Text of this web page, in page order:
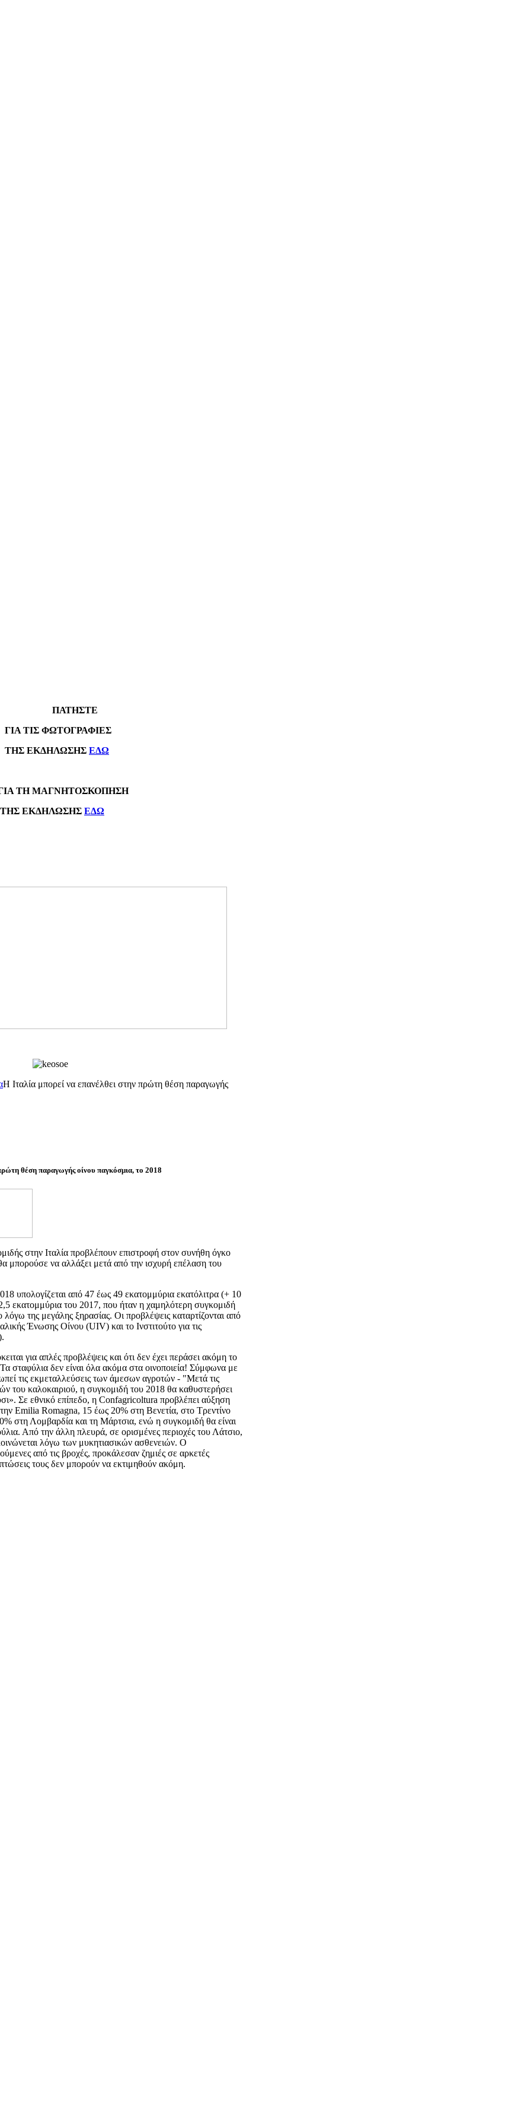
ΠΑΤΗΣΤΕ
ΤΙΣ ΦΩΤΟΓΡΑΦΙΕΣ
ΕΚΔΗΛΩΣΗΣ ΕΔΩ
ΤΗ ΜΑΓΝΗΤΟΣΚΟΠΗΣΗ
ΕΚΔΗΛΩΣΗΣ ΕΔΩ
Η Ιταλία μπορεί να επανέλθει στην πρώτη θέση παραγωγής
θέση παραγωγής οίνου παγκόσμια, το 2018
στην Ιταλία προβλέπουν επιστροφή στον συνήθη όγκο
μπορούσε να αλλάξει μετά από την ισχυρή επέλαση του
υπολογίζεται από 47 έως 49 εκατομμύρια εκατόλιτρα (+ 10
εκατομμύρια του 2017, που ήταν η χαμηλότερη συγκομιδή
της μεγάλης ξηρασίας. Οι προβλέψεις καταρτίζονται από
Ένωσης Οίνου (UIV) και το Ινστιτούτο για τις
για απλές προβλέψεις και ότι δεν έχει περάσει ακόμη το
σταφύλια δεν είναι όλα ακόμα στα οινοποιεία! Σύμφωνα με
τις εκμεταλλεύσεις των άμεσων αγροτών - "Μετά τις
του καλοκαιριού, η συγκομιδή του 2018 θα καθυστερήσει
Σε εθνικό επίπεδο, η Confagricoltura προβλέπει αύξηση
Emilia Romagna, 15 έως 20% στη Βενετία, στο Τρεντίνο
στη Λομβαρδία και τη Μάρτσια, ενώ η συγκομιδή θα είναι
Από την άλλη πλευρά, σε ορισμένες περιοχές του Λάτσιο,
λόγω των μυκητιασικών ασθενειών. Ο
από τις βροχές, προκάλεσαν ζημιές σε αρκετές
τους δεν μπορούν να εκτιμηθούν ακόμη.